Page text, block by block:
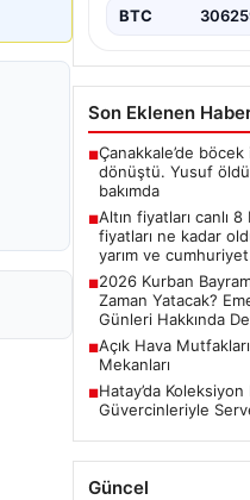
BTC
Son Eklenen
■Çanakkale’de
dönüştü. Yusuf
bakımda
■Altın fiyatları canlı
fiyatları ne kadar
yarım ve cumhuriyet
■2026 Kurban
Zaman Yatacak?
Günleri Hakkında
■Açık Hava
Mekanları
■Hatay’da
Güvercinleriyle
Güncel